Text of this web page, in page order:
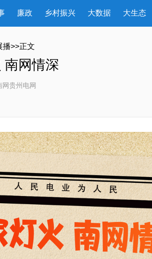
廉政 乡村振兴 大数据 大生态
播>>正文
南网情深
网贵州电网